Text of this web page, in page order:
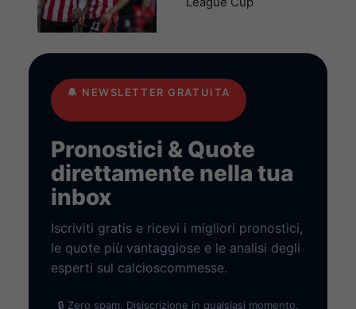
🔔 NEWSLETTER GRATUITA
Pronostici & Quote
direttamente nella tua
inbox
Iscriviti gratis e ricevi i migliori pronostici,
le quote più vantaggiose e le analisi degli
esperti sul calcioscommesse.
🔒 Zero spam. Disiscrizione in qualsiasi momento.